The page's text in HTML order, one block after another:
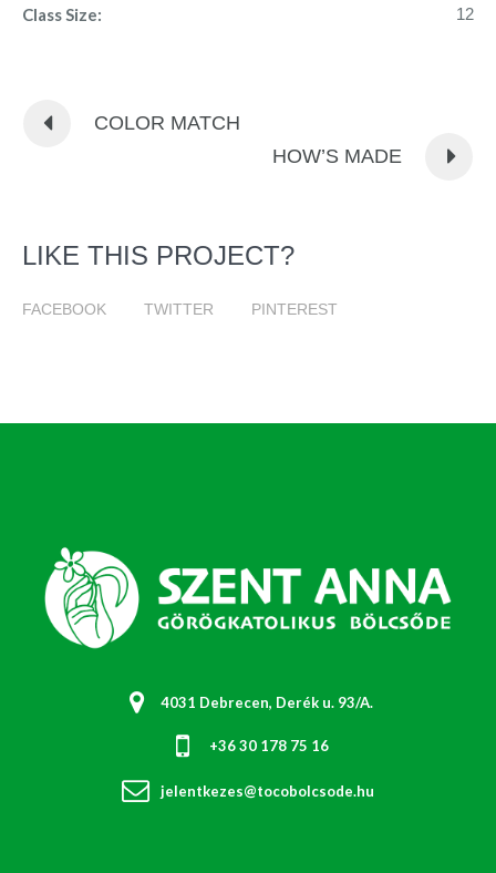
Class Size: 12
COLOR MATCH
HOW’S MADE
LIKE THIS PROJECT?
FACEBOOK TWITTER PINTEREST
4031 Debrecen, Derék u. 93/A.
+36 30 178 75 16
jelentkezes@tocobolcsode.hu